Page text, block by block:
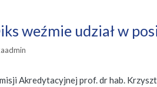
weźmie udział w
Akredytacyjnej prof. dr hab.